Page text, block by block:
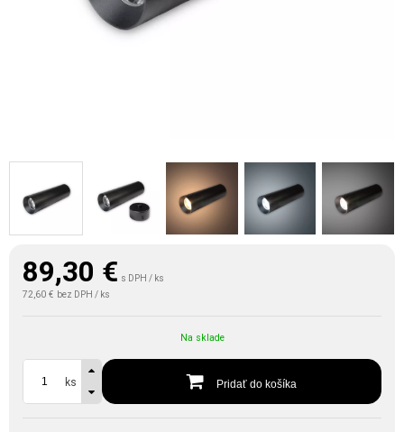
89,30 € s DPH / ks
72,60 € bez DPH / ks
Na sklade
ks Pridať do košíka